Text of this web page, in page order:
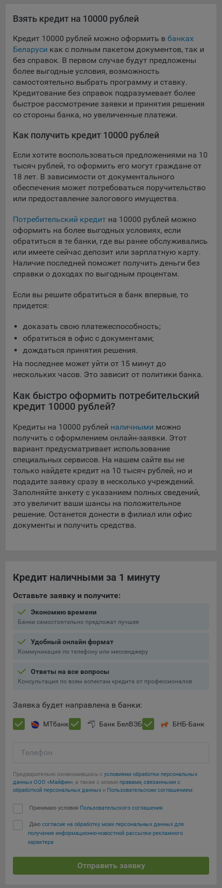
сервис показа контекстной рекламы. Адрес: Yandex
Google Ads - сервис показа контекстной рекламы,
предоставляемый компанией Google Ireland Ltd, Gordon
House Barrow Street Dublin 4, D04E5W5 Ireland.
Сохранить мои изменения
Сохранить по умолчанию
Взять кредит на 10000 рублей
Кредит 10000 рублей можно оформить в банках
Беларуси как с полным пакетом документов, так и
без справок. В первом случае будут предложены
более выгодные условия, возможность
самостоятельно выбрать программу и ставку.
Кредитование без справок подразумевает более
быстрое рассмотрение заявки и принятия решения
со стороны банка, но увеличенные платежи.
Как получить кредит 10000 рублей
Если хотите воспользоваться предложениями на 10
тысяч рублей, то оформить его могут граждане от
18 лет. В зависимости от документального
обеспечения может потребоваться поручительство
или предоставление залогового имущества.
Потребительский кредит на 10000 рублей можно
оформить на более выгодных условиях, если
обратиться в те банки, где вы ранее обслуживались
или имеете сейчас депозит или зарплатную карту.
Наличие последней поможет получить деньги без
справки о доходах по выгодным процентам.
Если вы решите обратиться в банк впервые, то
придется:
доказать свою платежеспособность;
обратиться в офис с документами;
дождаться принятия решения.
На последнее может уйти от 15 минут до
нескольких часов. Это зависит от политики банка.
Как быстро оформить потребительский
кредит 10000 рублей?
Кредиты на 10000 рублей наличными можно
получить с оформлением онлайн-заявки. Этот
вариант предусматривает использование
специальных сервисов. На нашем сайте вы не
только найдете кредит на 10 тысяч рублей, но и
подадите заявку сразу в несколько учреждений.
Заполняйте анкету с указанием полных сведений,
это увеличит ваши шансы на положительное
решение. Останется донести в филиал или офис
документы и получить средства.
Кредит наличными за 1 минуту
Оставьте заявку и получите:
Экономию времени
Банки самостоятельно предложат лучшее
Удобный онлайн формат
Коммуникация по телефону или мессенджеру
Ответы на все вопросы
Консультация по всем аспектам кредита от профессионалов
Заявка будет направлена в банки:
МТбанк Банк БелВЭБ БНБ-Банк
Телефон
Предварительно ознакомившись с условиями обработки персональных
данных ООО «Майфин», а также с моими правами, связанными с
обработкой персональных данных и Пользовательским соглашением:
Принимаю условия Пользовательского соглашения
Даю согласие на обработку моих персональных данных для
получения информационно-новостной рассылки рекламного
характера
Отправить заявку